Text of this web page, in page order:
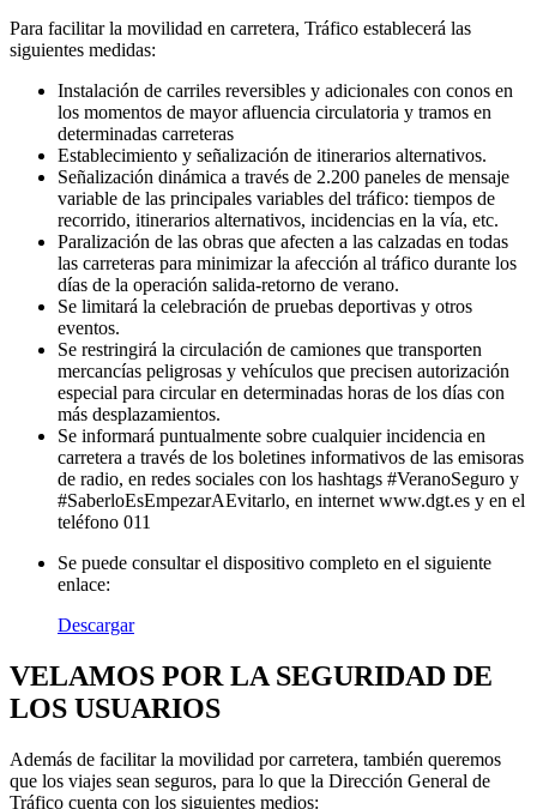
Para facilitar la movilidad en carretera, Tráfico establecerá las
siguientes medidas:
Instalación de carriles reversibles y adicionales con conos en
los momentos de mayor afluencia circulatoria y tramos en
determinadas carreteras
Establecimiento y señalización de itinerarios alternativos.
Señalización dinámica a través de 2.200 paneles de mensaje
variable de las principales variables del tráfico: tiempos de
recorrido, itinerarios alternativos, incidencias en la vía, etc.
Paralización de las obras que afecten a las calzadas en todas
las carreteras para minimizar la afección al tráfico durante los
días de la operación salida-retorno de verano.
Se limitará la celebración de pruebas deportivas y otros
eventos.
Se restringirá la circulación de camiones que transporten
mercancías peligrosas y vehículos que precisen autorización
especial para circular en determinadas horas de los días con
más desplazamientos.
Se informará puntualmente sobre cualquier incidencia en
carretera a través de los boletines informativos de las emisoras
de radio, en redes sociales con los hashtags #VeranoSeguro y
#SaberloEsEmpezarAEvitarlo, en internet www.dgt.es y en el
teléfono 011
Se puede consultar el dispositivo completo en el siguiente
enlace:
Descargar
VELAMOS POR LA SEGURIDAD DE
LOS USUARIOS
Además de facilitar la movilidad por carretera, también queremos
que los viajes sean seguros, para lo que la Dirección General de
Tráfico cuenta con los siguientes medios: